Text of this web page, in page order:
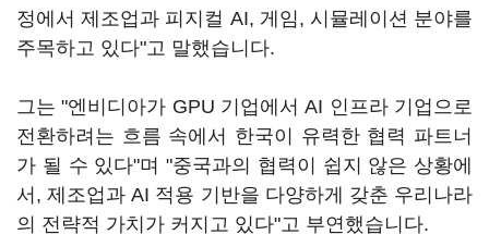
정에서 제조업과 피지컬 AI, 게임, 시뮬레이션 분야를
주목하고 있다"고 말했습니다.
그는 "엔비디아가 GPU 기업에서 AI 인프라 기업으로
전환하려는 흐름 속에서 한국이 유력한 협력 파트너
가 될 수 있다"며 "중국과의 협력이 쉽지 않은 상황에
서, 제조업과 AI 적용 기반을 다양하게 갖춘 우리나라
의 전략적 가치가 커지고 있다"고 부연했습니다.